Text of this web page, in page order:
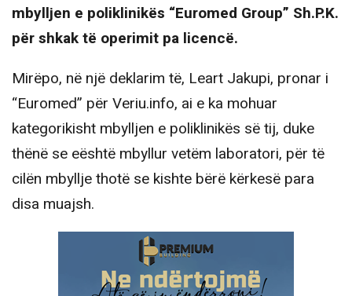
mbylljen e poliklinikës “Euromed Group” Sh.P.K.
për shkak të operimit pa licencë.
Mirëpo, në një deklarim të, Leart Jakupi, pronar i
“Euromed” për Veriu.info, ai e ka mohuar
kategorikisht mbylljen e poliklinikës së tij, duke
thënë se eështë mbyllur vetëm laboratori, për të
cilën mbyllje thotë se kishte bërë kërkesë para
disa muajsh.